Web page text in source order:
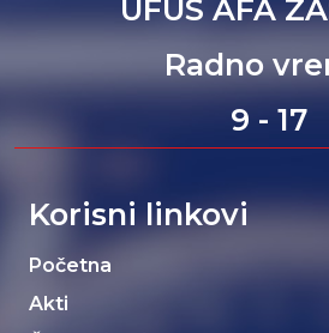
UFUS AFA
Radno
9 - 17
Korisni linkovi
Početna
Akti